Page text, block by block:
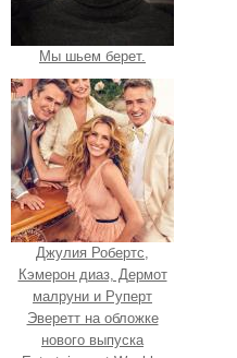
Мы шьем берет.
Джулия Робертс,
Кэмерон диаз, Дермот
малруни и Руперт
Эверетт на обложке
нового выпуска